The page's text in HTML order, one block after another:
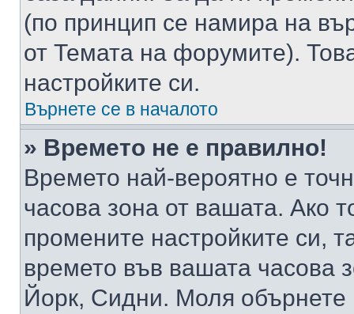
(по принцип се намира на
от Темата на форумите).
настройките си.
Върнете се в началото
» Времето не е правилно!
Времето най-вероятно е
часова зона от вашата. Ако
промените настройките си,
времето във вашата
Йорк, Сидни. Моля обърнете